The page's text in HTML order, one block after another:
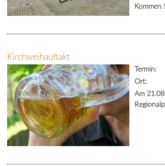
Kommen
Kirchweihauftakt
Termin:
Ort:
Am